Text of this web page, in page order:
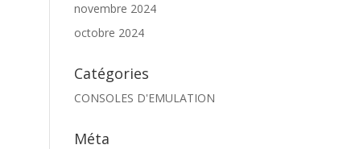
novembre 2024
octobre 2024
Catégories
CONSOLES D'EMULATION
Méta